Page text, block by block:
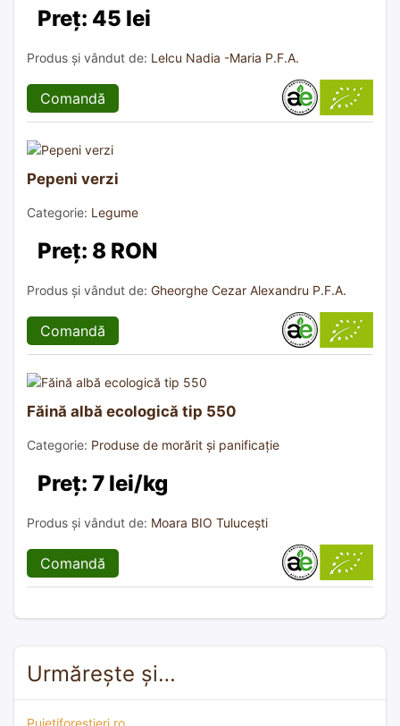
Preț: 45 lei
Produs și vândut de: Lelcu Nadia -Maria P.F.A.
Comandă
Pepeni verzi
Categorie: Legume
Preț: 8 RON
Produs și vândut de: Gheorghe Cezar Alexandru P.F.A.
Comandă
Făină albă ecologică tip 550
Categorie: Produse de morărit și panificație
Preț: 7 lei/kg
Produs și vândut de: Moara BIO Tulucești
Comandă
Urmărește și…
Puietiforestieri.ro